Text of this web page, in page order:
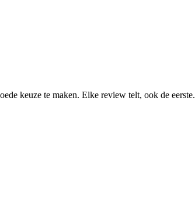
keuze te maken. Elke review telt, ook de eerste.